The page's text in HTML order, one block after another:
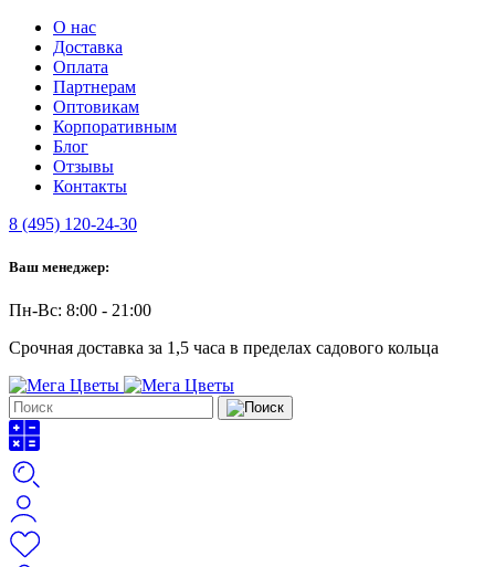
О нас
Доставка
Оплата
Партнерам
Оптовикам
Корпоративным
Блог
Отзывы
Контакты
8 (495) 120-24-30
Ваш менеджер:
Пн-Вс: 8:00 - 21:00
Срочная доставка за 1,5 часа в пределах садового кольца